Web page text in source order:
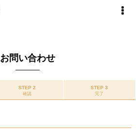
お問い合わせ
STEP 2
確認
STEP 3
完了